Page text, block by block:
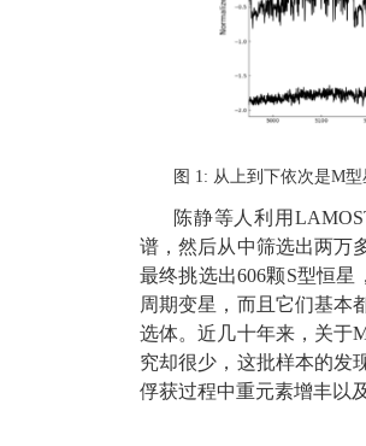
图 1: 从上到下依次是M型
陈静等人利用
谱，然后从中筛选出两万
最终挑选出606颗S型恒星
周期变星，而且它们基本
选体。近几十年来，关于
究却很少，这批样本的发
俘获过程中重元素增丰以